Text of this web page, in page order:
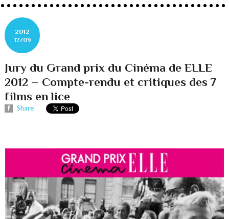
2012
17/09
Jury du Grand prix du Cinéma de ELLE
2012 – Compte-rendu et critiques des 7
films en lice
Share